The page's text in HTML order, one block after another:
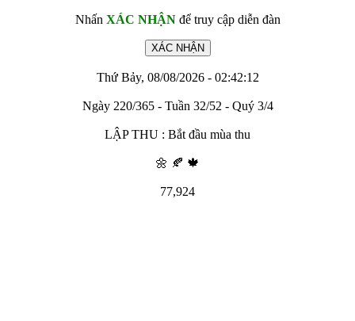
Nhấn XÁC NHẬNđể truy cập diễn đàn
Thứ Bảy, 08/08/2026 - 02:42:12
Ngày 220/365 - Tuần 32/52 - Quý 3/4
LẬP THU : Bắt đầu mùa thu
🌼 🍂 🍁
77,924